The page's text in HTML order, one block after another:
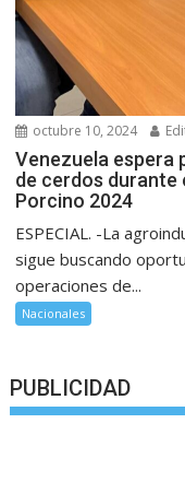
octubre 10, 2024
Venezuela espera
de cerdos durante
Porcino 2024
ESPECIAL. -La
sigue buscando
operaciones de...
Nacionales
PUBLICIDAD